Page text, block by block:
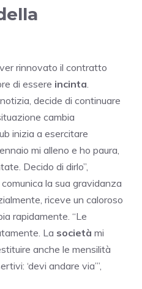
rinnovato il contratto
di essere incinta
decide di continuare
cambia
inizia a esercitare
mi alleno e ho paura,
Decido di dirlo”,
la sua gravidanza
riceve un caloroso
rapidamente. “Le
La società mi
anche le mensilità
‘devi andare via’”,